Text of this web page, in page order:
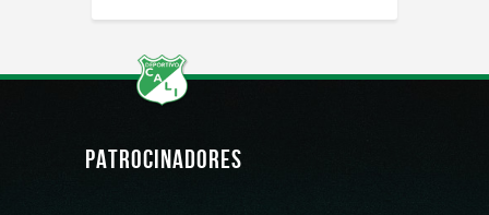
PATROCINADORES